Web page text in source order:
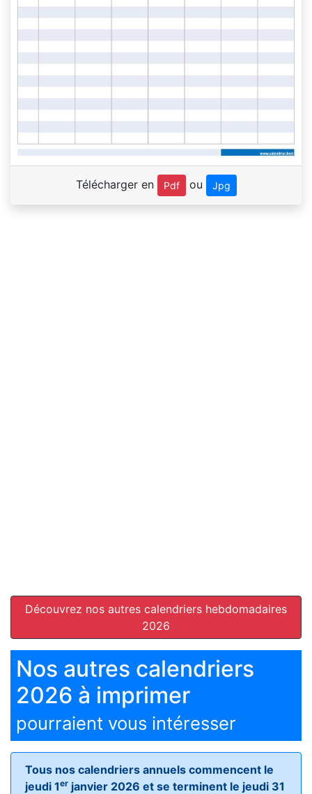
Télécharger en Pdf ou Jpg
Découvrez nos autres calendriers hebdomadaires
2026
Nos autres calendriers
2026 à imprimer
pourraient vous intéresser
Tous nos calendriers annuels commencent le
jeudi 1er janvier 2026 et se terminent le jeudi 31